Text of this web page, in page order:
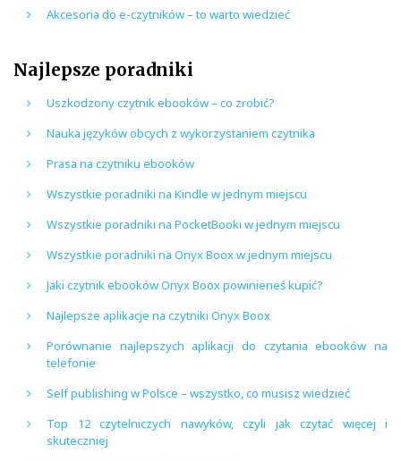
Akcesoria do e-czytników – to warto wiedzieć
Najlepsze poradniki
Uszkodzony czytnik ebooków – co zrobić?
Nauka języków obcych z wykorzystaniem czytnika
Prasa na czytniku ebooków
Wszystkie poradniki na Kindle w jednym miejscu
Wszystkie poradniki na PocketBooki w jednym miejscu
Wszystkie poradniki na Onyx Boox w jednym miejscu
Jaki czytnik ebooków Onyx Boox powinieneś kupić?
Najlepsze aplikacje na czytniki Onyx Boox
Porównanie najlepszych aplikacji do czytania ebooków na
telefonie
Self publishing w Polsce – wszystko, co musisz wiedzieć
Top 12 czytelniczych nawyków, czyli jak czytać więcej i
skuteczniej